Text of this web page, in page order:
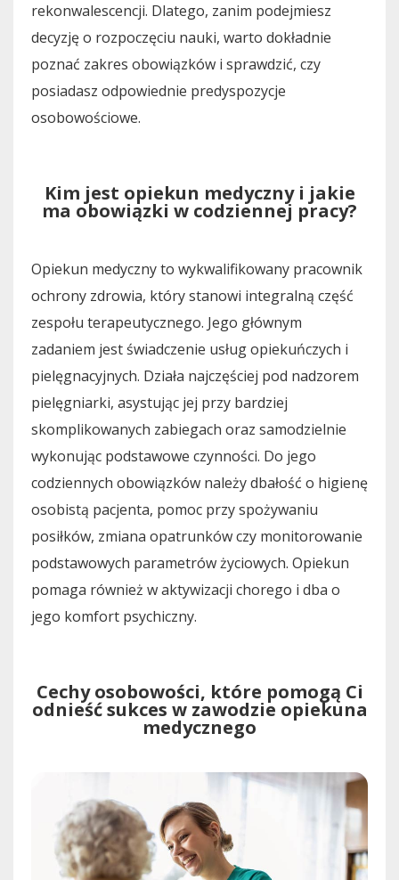
rekonwalescencji. Dlatego, zanim podejmiesz
decyzję o rozpoczęciu nauki, warto dokładnie
poznać zakres obowiązków i sprawdzić, czy
posiadasz odpowiednie predyspozycje
osobowościowe.
Kim jest opiekun medyczny i jakie
ma obowiązki w codziennej pracy?
Opiekun medyczny to wykwalifikowany pracownik
ochrony zdrowia, który stanowi integralną część
zespołu terapeutycznego. Jego głównym
zadaniem jest świadczenie usług opiekuńczych i
pielęgnacyjnych. Działa najczęściej pod nadzorem
pielęgniarki, asystując jej przy bardziej
skomplikowanych zabiegach oraz samodzielnie
wykonując podstawowe czynności. Do jego
codziennych obowiązków należy dbałość o higienę
osobistą pacjenta, pomoc przy spożywaniu
posiłków, zmiana opatrunków czy monitorowanie
podstawowych parametrów życiowych. Opiekun
pomaga również w aktywizacji chorego i dba o
jego komfort psychiczny.
Cechy osobowości, które pomogą Ci
odnieść sukces w zawodzie opiekuna
medycznego